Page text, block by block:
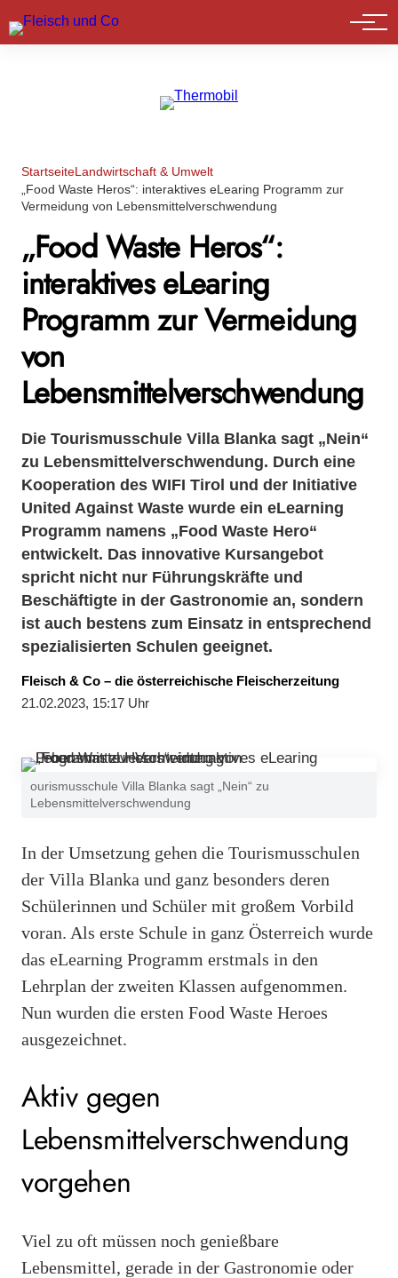
Marktführer
StartseiteLandwirtschaft & Umwelt
„Food Waste Heros“: interaktives eLearing Programm zur
Vermeidung von Lebensmittelverschwendung
„Food Waste Heros“:
interaktives eLearing
Programm zur Vermeidung
von
Lebensmittelverschwendung
Die Tourismusschule Villa Blanka sagt „Nein“
zu Lebensmittelverschwendung. Durch eine
Kooperation des WIFI Tirol und der Initiative
United Against Waste wurde ein eLearning
Programm namens „Food Waste Hero“
entwickelt. Das innovative Kursangebot
spricht nicht nur Führungskräfte und
Beschäftigte in der Gastronomie an, sondern
ist auch bestens zum Einsatz in entsprechend
spezialisierten Schulen geeignet.
Fleisch & Co – die österreichische Fleischerzeitung
21.02.2023, 15:17 Uhr
ourismusschule Villa Blanka sagt „Nein“ zu
Lebensmittelverschwendung
In der Umsetzung gehen die Tourismusschulen
der Villa Blanka und ganz besonders deren
Schülerinnen und Schüler mit großem Vorbild
voran. Als erste Schule in ganz Österreich wurde
das eLearning Programm erstmals in den
Lehrplan der zweiten Klassen aufgenommen.
Nun wurden die ersten Food Waste Heroes
ausgezeichnet.
Aktiv gegen
Lebensmittelverschwendung
vorgehen
Viel zu oft müssen noch genießbare
Lebensmittel, gerade in der Gastronomie oder